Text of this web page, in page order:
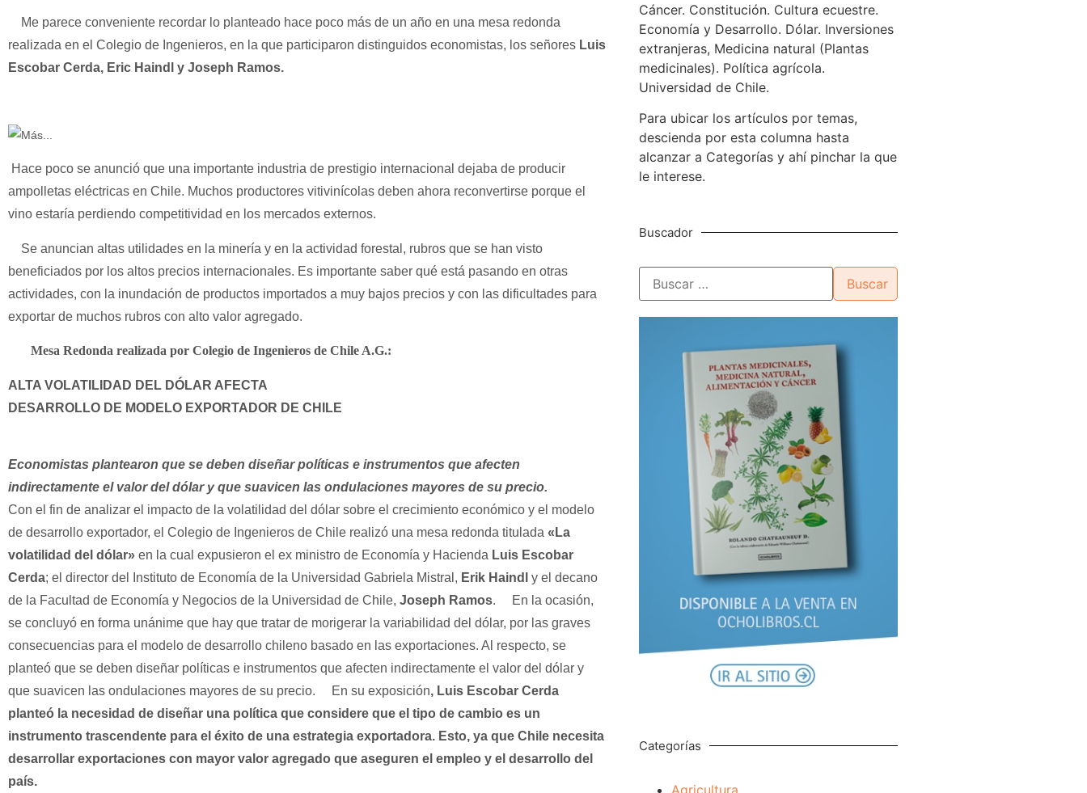
Me parece conveniente recordar lo planteado hace poco más de un año en una mesa redonda
realizada en el Colegio de Ingenieros, en la que participaron distinguidos economistas, los señores Luis
Escobar Cerda, Eric Haindl y Joseph Ramos.
Hace poco se anunció que una importante industria de prestigio internacional dejaba de producir
ampolletas eléctricas en Chile. Muchos productores vitivinícolas deben ahora reconvertirse porque el
vino estaría perdiendo competitividad en los mercados externos.
Se anuncian altas utilidades en la minería y en la actividad forestal, rubros que se han visto
beneficiados por los altos precios internacionales. Es importante saber qué está pasando en otras
actividades, con la inundación de productos importados a muy bajos precios y con las dificultades para
exportar de muchos rubros con alto valor agregado.
Mesa Redonda realizada por Colegio de Ingenieros de Chile A.G.:
ALTA VOLATILIDAD DEL DÓLAR AFECTA
DESARROLLO DE MODELO EXPORTADOR DE CHILE
Economistas plantearon que se deben diseñar políticas e instrumentos que afecten
indirectamente el valor del dólar y que suavicen las ondulaciones mayores de su precio.
Con el fin de analizar el impacto de la volatilidad del dólar sobre el crecimiento económico y el modelo
de desarrollo exportador, el Colegio de Ingenieros de Chile realizó una mesa redonda titulada «La
volatilidad del dólar» en la cual expusieron el ex ministro de Economía y Hacienda Luis Escobar
Cerda; el director del Instituto de Economía de la Universidad Gabriela Mistral, Erik Haindl
y el decano
de la Facultad de Economía y Negocios de la Universidad de Chile, Joseph Ramos. En la ocasión,
se concluyó en forma unánime que hay que tratar de morigerar la variabilidad del dólar, por las graves
consecuencias para el modelo de desarrollo chileno basado en las exportaciones. Al respecto, se
planteó que se deben diseñar políticas e instrumentos que afecten indirectamente el valor del dólar y
que suavicen las ondulaciones mayores de su precio.
En su exposición, Luis Escobar Cerda
planteó la necesidad de diseñar una política que considere que el tipo de cambio es un
instrumento trascendente para el éxito de una estrategia exportadora. Esto, ya que Chile necesita
desarrollar exportaciones con mayor valor agregado que aseguren el empleo y el desarrollo del
país.
Cáncer. Constitución. Cultura ecuestre.
Economía y Desarrollo. Dólar. Inversiones
extranjeras, Medicina natural (Plantas
medicinales). Política agrícola.
Universidad de Chile.
Para ubicar los artículos por temas,
descienda por esta columna hasta
alcanzar a Categorías y ahí pinchar la que
le interese.
Buscador
Categorías